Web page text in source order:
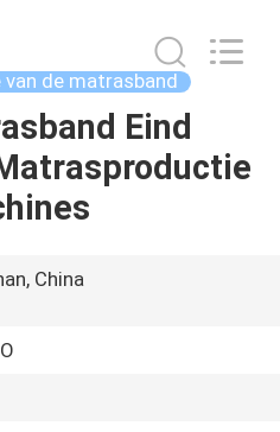
van de matrasband
Eind
China